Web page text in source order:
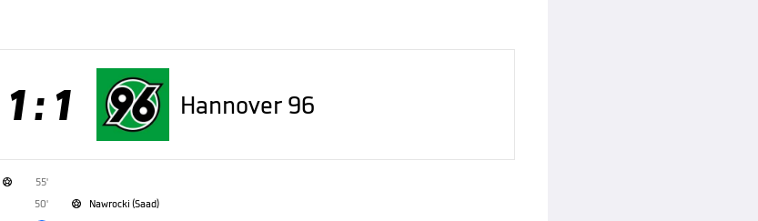
1 : 1 Hannover 96

55'
50'
 Nawrocki (Saad)